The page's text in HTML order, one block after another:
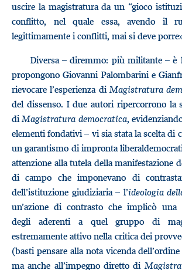
uscire la magistratura da un “gioco
conflitto, nel quale essa, avendo il
legittimamente i conflitti, mai si deve
Diversa – diremmo: più militante – è
propongono Giovanni Palombarini e
rievocare l’esperienza di Magistratura
del dissenso. I due autori ripercorrono la
diMagistratura democratica,
elementi fondativi – vi sia stata la scelta di
un garantismo di impronta
attenzione alla tutela della manifestazione
di campo che imponevano di
dell’istituzione giudiziaria – l’ideologia
un’azione di contrasto che implicò una
degli aderenti a quel gruppo di
estremamente attivo nella critica dei
(basti pensare alla nota vicenda
ma anche all’impegno diretto di